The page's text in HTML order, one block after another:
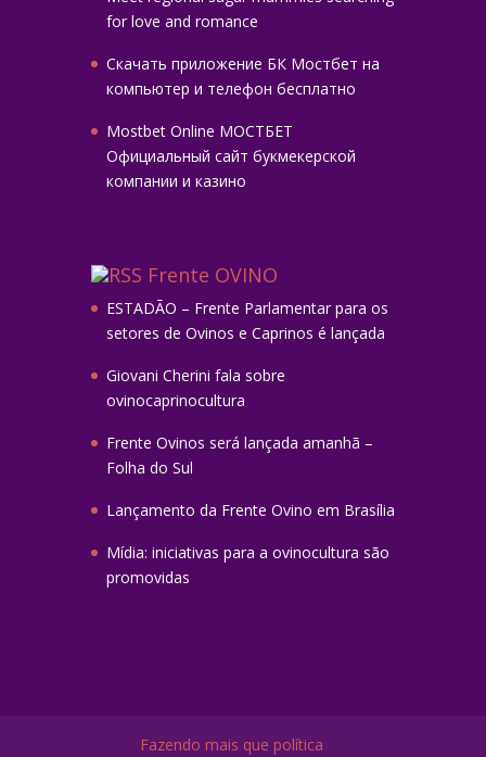
for love and romance
Скачать приложение БК Мостбет на
компьютер и телефон бесплатно
Mostbet Online МОСТБЕТ
Официальный сайт букмекерской
компании и казино
Frente OVINO
ESTADÃO – Frente Parlamentar para os
setores de Ovinos e Caprinos é lançada
Giovani Cherini fala sobre
ovinocaprinocultura
Frente Ovinos será lançada amanhã –
Folha do Sul
Lançamento da Frente Ovino em Brasília
Mídia: iniciativas para a ovinocultura são
promovidas
Fazendo mais que política